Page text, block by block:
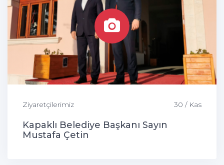
Ziyaretçilerimiz 30 / Kas
Kapaklı Belediye Başkanı Sayın
Mustafa Çetin